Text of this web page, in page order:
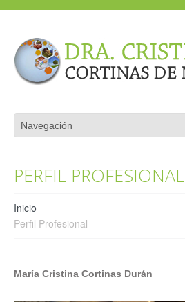
PERFIL PROFESIONAL
Inicio
Perfil Profesional
María Cristina Cortinas Durán